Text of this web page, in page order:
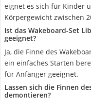
eignet es sich für Kinder
Körpergewicht zwischen
Ist das Wakeboard-Set
geeignet?
Ja, die Finne des
ein einfaches Starten
für Anfänger geeignet.
Lassen sich die Finnen
demontieren?